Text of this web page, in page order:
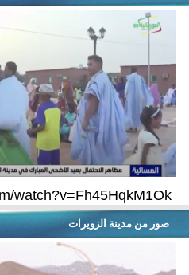
watch?v=Fh45HqkM1Ok
صور من مدينة الزويرات